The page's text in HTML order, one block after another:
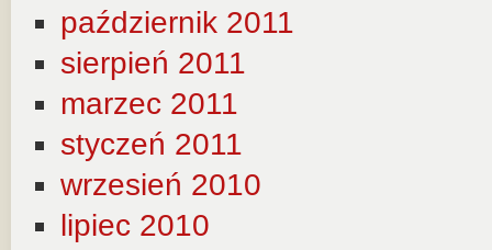
październik 2011
sierpień 2011
marzec 2011
styczeń 2011
wrzesień 2010
lipiec 2010